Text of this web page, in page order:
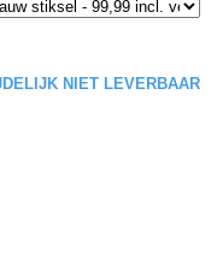
NIET LEVERBAAR